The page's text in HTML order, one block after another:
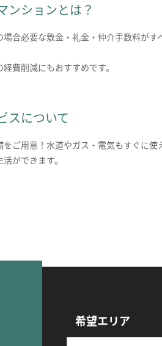
ンションとは？
合必要な敷金・礼金・仲介手数料がす
費削減にもおすすめです。
スについて
をご用意！水道やガス・電気もすぐに使
ができます。
希望エリア